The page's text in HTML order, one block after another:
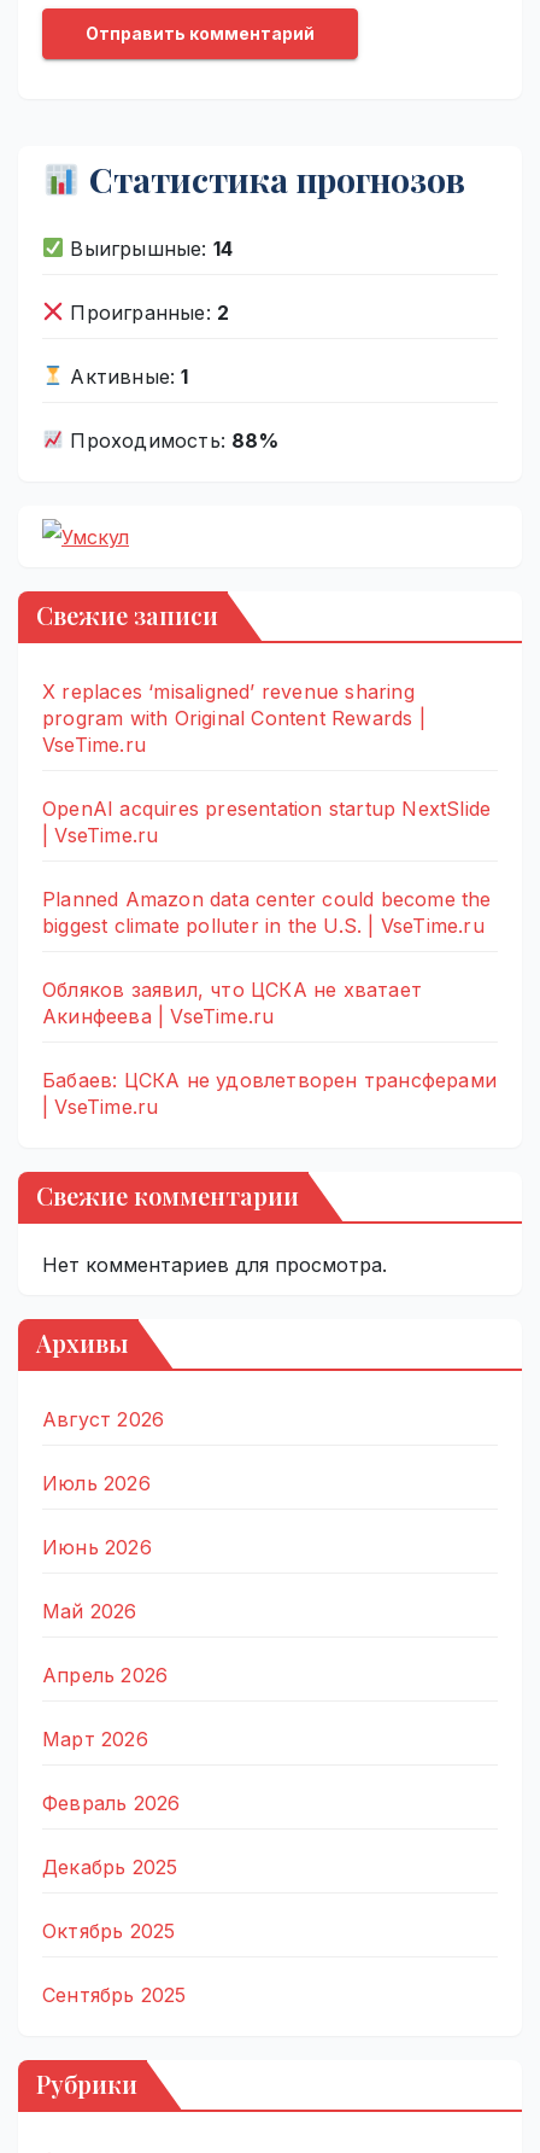
Статистика прогнозов
Выигрышные: 14
Проигранные: 2
Активные:1
Проходимость: 88%
Свежие записи
X replaces ‘misaligned’ revenue sharing
program with Original Content Rewards |
VseTime.ru
OpenAI acquires presentation startup NextSlide
| VseTime.ru
Planned Amazon data center could become the
biggest climate polluter in the U.S. | VseTime.ru
Обляков заявил, что ЦСКА не хватает
Акинфеева | VseTime.ru
Бабаев: ЦСКА не удовлетворен трансферами
| VseTime.ru
Свежие комментарии
Нет комментариев для просмотра.
Архивы
Август 2026
Июль 2026
Июнь 2026
Май 2026
Апрель 2026
Март 2026
Февраль 2026
Декабрь 2025
Октябрь 2025
Сентябрь 2025
Рубрики